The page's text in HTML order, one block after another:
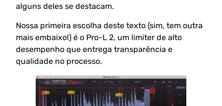
alguns deles se destacam.
Nossa primeira escolha deste texto (sim, tem outra
mais embaixo!) é o Pro-L 2, um limiter de alto
desempenho que entrega transparência e
qualidade no processo.